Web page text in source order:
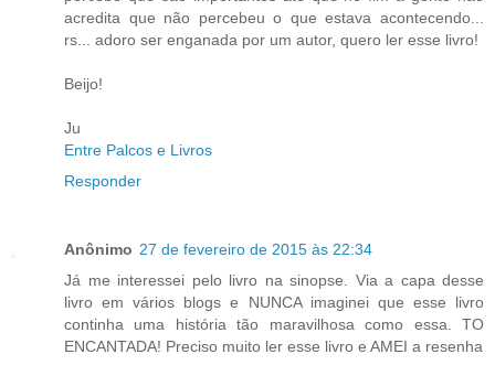
acredita que não percebeu o que estava acontecendo...
rs... adoro ser enganada por um autor, quero ler esse livro!
Beijo!
Ju
Entre Palcos e Livros
Responder
Anônimo 27 de fevereiro de 2015 às 22:34
Já me interessei pelo livro na sinopse. Via a capa desse
livro em vários blogs e NUNCA imaginei que esse livro
continha uma história tão maravilhosa como essa. TO
ENCANTADA! Preciso muito ler esse livro e AMEI a resenha